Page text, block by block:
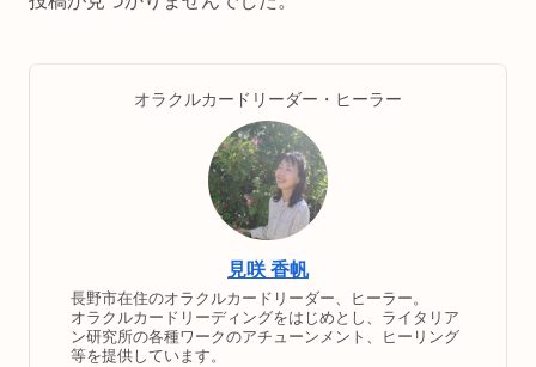
オラクルカードリーダー・ヒーラー
見咲 香帆
長野市在住のオラクルカードリーダー、ヒーラー。
オラクルカードリーディングをはじめとし、ライタリア
ン研究所の各種ワークのアチューンメント、ヒーリング
等を提供しています。